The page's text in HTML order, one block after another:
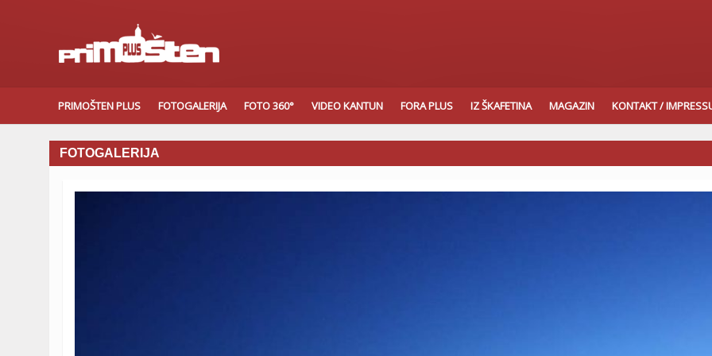
PRIMOŠTEN PLUS FOTOGALERIJA FOTO 360° VIDEO KANTUN FORA PLUS IZ ŠKAFETINA MAGAZIN KONTAKT /
FOTOGALERIJA